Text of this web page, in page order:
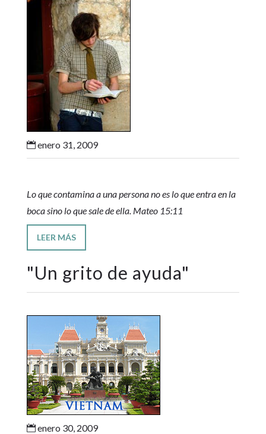
enero 31, 2009
Lo que contamina a una persona no es lo que entra en la
boca sino lo que sale de ella. Mateo 15:11
LEER MÁS
"Un grito de ayuda"
enero 30, 2009